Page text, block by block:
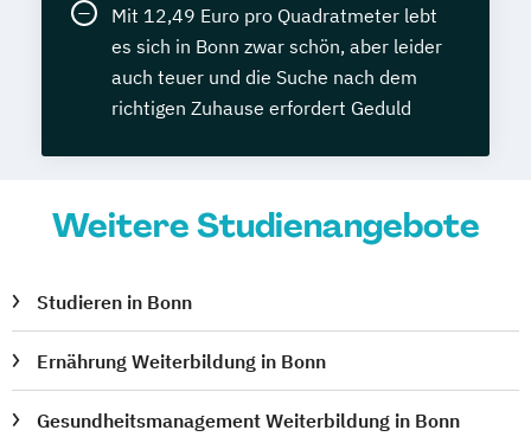
Mit 12,49 Euro pro Quadratmeter lebt
es sich in Bonn zwar schön, aber leider
auch teuer und die Suche nach dem
richtigen Zuhause erfordert Geduld
Weitere Studienangebote
Studieren in Bonn
Ernährung Weiterbildung in Bonn
Gesundheitsmanagement Weiterbildung in Bonn